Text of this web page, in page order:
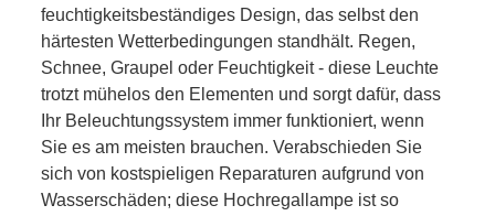
feuchtigkeitsbeständiges Design, das selbst den
härtesten Wetterbedingungen standhält. Regen,
Schnee, Graupel oder Feuchtigkeit - diese Leuchte
trotzt mühelos den Elementen und sorgt dafür, dass
Ihr Beleuchtungssystem immer funktioniert, wenn
Sie es am meisten brauchen. Verabschieden Sie
sich von kostspieligen Reparaturen aufgrund von
Wasserschäden; diese Hochregallampe ist so